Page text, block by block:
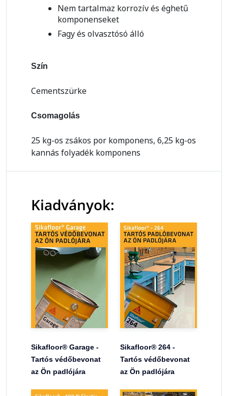
Nem tartalmaz korrozív és éghetű
komponenseket
Fagy és olvasztósó álló
Szín
Cementszürke
Csomagolás
25 kg-os zsákos por komponens, 6,25 kg-os
kannás folyadék komponens
Kiadványok:
Sikafloor® Garage -
Tartós védőbevonat
az Ön padlójára
Sikafloor® 264 -
Tartós védőbevonat
az Ön padlójára